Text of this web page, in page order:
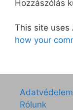
Hozzászólás
This site uses
how your
Adatvédelem
Rólunk